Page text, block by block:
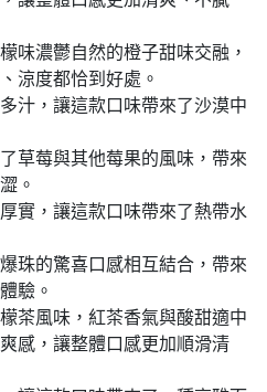
味濃鬱自然的橙子甜味交融，
涼度都恰到好處。
汁，讓這款口味帶來了沙漠中
草莓與其他莓果的風味，帶來
。
實，讓這款口味帶來了熱帶水
珠的驚喜口感相互結合，帶來
驗。
茶風味，紅茶香氣與酸甜適中
感，讓整體口感更加順滑清